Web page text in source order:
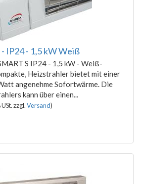
IP24 - 1,5 kW Weiß
S IP24 - 1,5 kW - Weiß-
Heizstrahler bietet mit einer
angenehme Sofortwärme. Die
kann über einen...
zzgl.Versand)